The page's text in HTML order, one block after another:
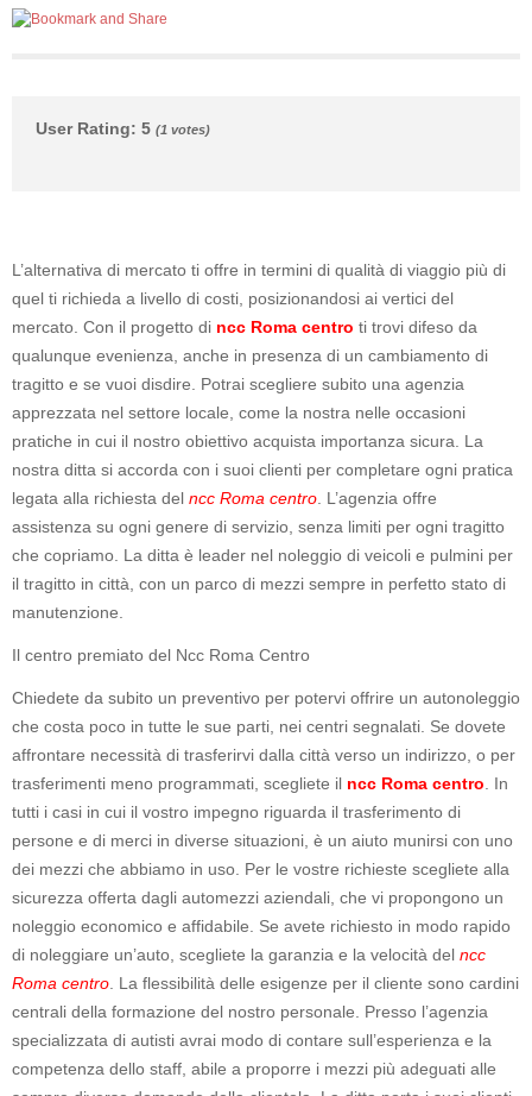
User Rating: 5 (1 votes)
L’alternativa di mercato ti offre in termini di qualità di viaggio più di
quel ti richieda a livello di costi, posizionandosi ai vertici del
mercato. Con il progetto di ncc Roma centro ti trovi difeso da
qualunque evenienza, anche in presenza di un cambiamento di
tragitto e se vuoi disdire. Potrai scegliere subito una agenzia
apprezzata nel settore locale, come la nostra nelle occasioni
pratiche in cui il nostro obiettivo acquista importanza sicura. La
nostra ditta si accorda con i suoi clienti per completare ogni pratica
legata alla richiesta del ncc Roma centro . L’agenzia offre
assistenza su ogni genere di servizio, senza limiti per ogni tragitto
che copriamo. La ditta è leader nel noleggio di veicoli e pulmini per
il tragitto in città, con un parco di mezzi sempre in perfetto stato di
manutenzione.
Il centro premiato del Ncc Roma Centro
Chiedete da subito un preventivo per potervi offrire un autonoleggio
che costa poco in tutte le sue parti, nei centri segnalati. Se dovete
affrontare necessità di trasferirvi dalla città verso un indirizzo, o per
trasferimenti meno programmati, scegliete il ncc Roma centro . In
tutti i casi in cui il vostro impegno riguarda il trasferimento di
persone e di merci in diverse situazioni, è un aiuto munirsi con uno
dei mezzi che abbiamo in uso. Per le vostre richieste scegliete alla
sicurezza offerta dagli automezzi aziendali, che vi propongono un
noleggio economico e affidabile. Se avete richiesto in modo rapido
di noleggiare un’auto, scegliete la garanzia e la velocità del ncc
Roma centro . La flessibilità delle esigenze per il cliente sono cardini
centrali della formazione del nostro personale. Presso l’agenzia
specializzata di autisti avrai modo di contare sull’esperienza e la
competenza dello staff, abile a proporre i mezzi più adeguati alle